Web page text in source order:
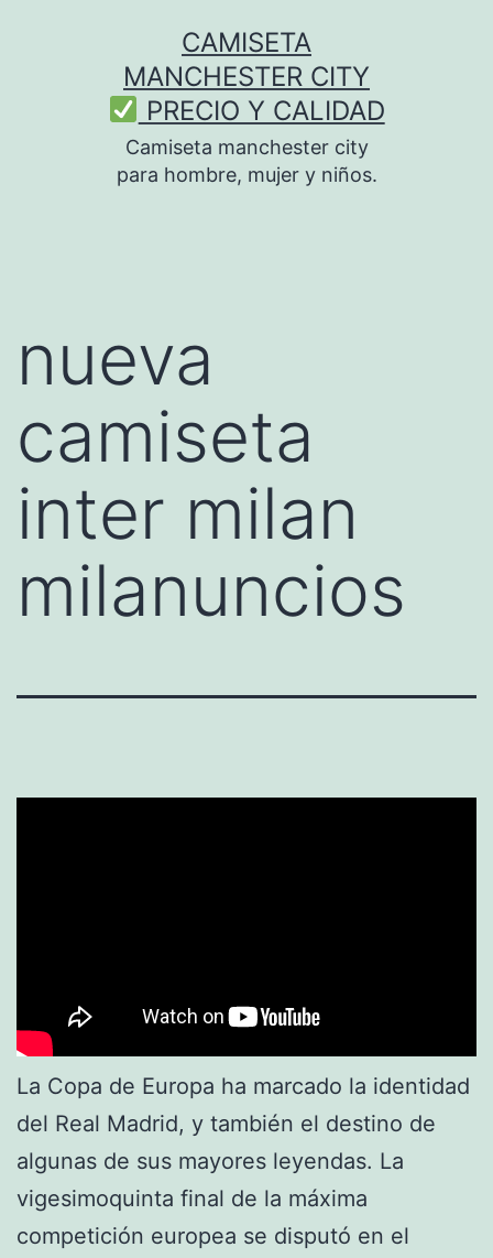
CAMISETA
MANCHESTER CITY
PRECIO Y CALIDAD
Camiseta manchester city
para hombre, mujer y niños.
nueva
camiseta
inter milan
milanuncios
La Copa de Europa ha marcado la identidad
del Real Madrid, y también el destino de
algunas de sus mayores leyendas. La
vigesimoquinta final de la máxima
competición europea se disputó en el